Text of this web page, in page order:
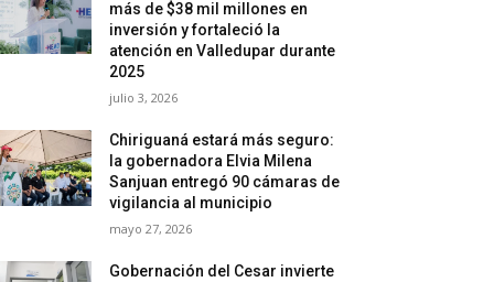
más de $38 mil millones en
inversión y fortaleció la
atención en Valledupar durante
2025
julio 3, 2026
Chiriguaná estará más seguro:
la gobernadora Elvia Milena
Sanjuan entregó 90 cámaras de
vigilancia al municipio
mayo 27, 2026
Gobernación del Cesar invierte